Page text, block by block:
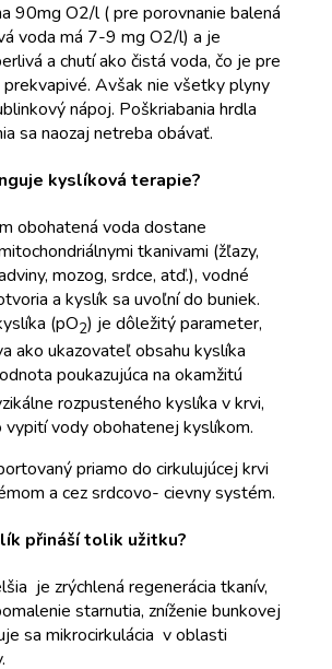
90mg O2/l ( pre porovnanie balená
voda má 7-9 mg O2/l) a je
a chutí ako čistá voda, čo je pre
Avšak nie všetky plyny
nápoj. Poškriabania hrdla
sa naozaj netreba obávať.
kyslíková terapie?
obohatená voda dostane
tkanivami (žľazy,
mozog, srdce, atď.), vodné
a kyslík sa uvoľní do buniek.
(pO2) je dôležitý parameter,
ako ukazovateľ obsahu kyslíka
poukazujúca na okamžitú
rozpusteného kyslíka v krvi,
vypití vody obohatenej kyslíkom.
priamo do cirkulujúcej krvi
a cez srdcovo- cievny systém.
přináší tolik užitku?
je zrýchlená regenerácia tkanív,
starnutia, zníženie bunkovej
sa mikrocirkulácia v oblasti